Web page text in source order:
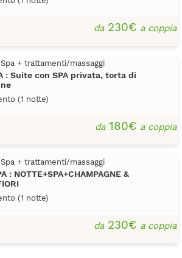
da230€ a coppia
+ trattamenti/massaggi
: Suite con SPA privata, torta di
(1 notte)
da180€ a coppia
+ trattamenti/massaggi
: NOTTE+SPA+CHAMPAGNE &
(1 notte)
da230€ a coppia